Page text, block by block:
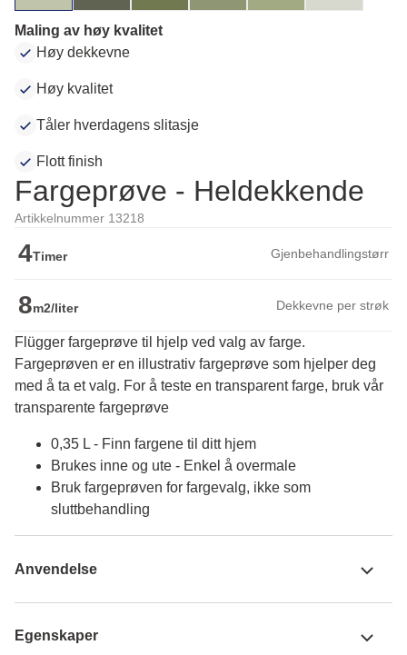
Maling av høy kvalitet
Høy dekkevne
Høy kvalitet
Tåler hverdagens slitasje
Flott finish
Fargeprøve - Heldekkende
Artikkelnummer 13218
4Timer Gjenbehandlingstørr
8m2/liter Dekkevne per strøk
Flügger fargeprøve til hjelp ved valg av farge.
Fargeprøven er en illustrativ fargeprøve som hjelper deg
med å ta et valg. For å teste en transparent farge, bruk vår
transparente fargeprøve
0,35 L - Finn fargene til ditt hjem
Brukes inne og ute - Enkel å overmale
Bruk fargeprøven for fargevalg, ikke som
sluttbehandling
Anvendelse
Egenskaper